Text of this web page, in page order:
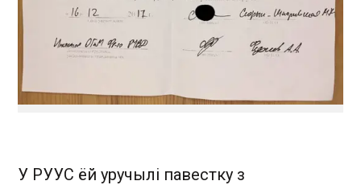
У РУУС ёй уручылі павестку з